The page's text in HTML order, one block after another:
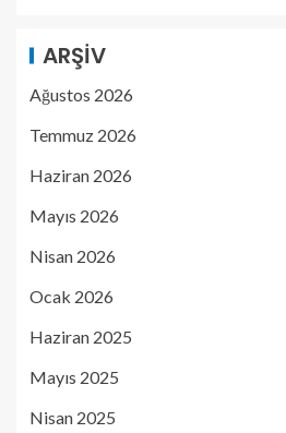
ARŞIV
Ağustos 2026
Temmuz 2026
Haziran 2026
Mayıs 2026
Nisan 2026
Ocak 2026
Haziran 2025
Mayıs 2025
Nisan 2025